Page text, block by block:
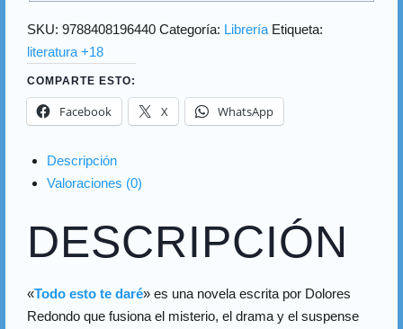
SKU: 9788408196440 Categoría: Librería Etiqueta:
literatura +18
COMPARTE ESTO:
Facebook X WhatsApp
Descripción
Valoraciones (0)
DESCRIPCIÓN
«Todo esto te daré» es una novela escrita por Dolores
Redondo que fusiona el misterio, el drama y el suspense